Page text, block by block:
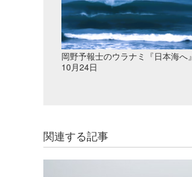
岡野予報士のウラナミ『日本海へ』
10月24日
関連する記事